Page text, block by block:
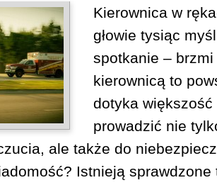
Kierownica w
głowie tysiąc
spotkanie –
kierownicą to
dotyka
prowadzić nie
ale także do
Istnieją